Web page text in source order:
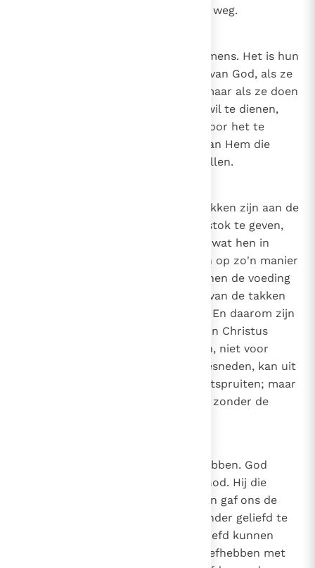
druppels, niet wankelen op onze weg.
De wil van God en de wil van de mens. Het is hun
wil die de mensen doen, niet die van God, als ze
doen wat God onwelgevallig is; maar als ze doen
wat ze willen, om de goddelijke wil te dienen,
zelfs als ze doen wat ze willen door het te
wensen, is het niettemin de wil van Hem die
voorbereidt en beveelt wat ze willen.
De takken van de wijnstok. De takken zijn aan de
wijnstok zonder iets aan de wijnstok te geven,
maar ontvangen van de wijnstok wat hen in
stand houdt: want de takken zijn op zo'n manier
aan de wijnstok dat de wijnstok hen de voeding
geeft die nodig is voor het leven van de takken
en ontvangt niets van hen terug. En daarom zijn
beide - Christus in je hebben en in Christus
blijven - nuttig voor de leerlingen, niet voor
Christus. Want als een tak is afgesneden, kan uit
de levende wortel een andere ontspruiten; maar
wie afgesneden is, kan niet leven zonder de
De liefde waarmee we God liefhebben. God
liefhebben is een geschenk van God. Hij die
liefheeft zonder geliefd te worden gaf ons de
gave om van Hem te houden. Zonder geliefd te
zijn, zijn wij geliefd, zodat wij geliefd kunnen
worden. Want de Geest, die wij liefhebben met